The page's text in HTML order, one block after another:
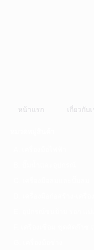
หน้าแรก เกี่ยวกับเ
D. เครื่องมือก่อสร้าง-เครื่